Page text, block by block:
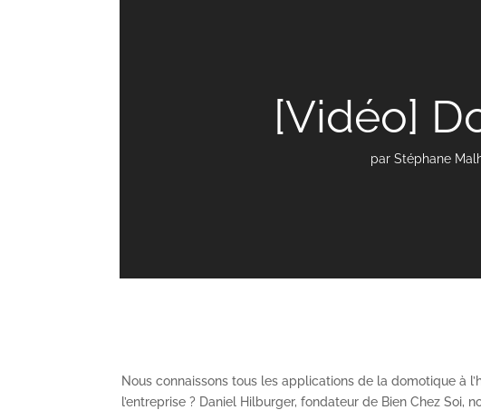
[Vidéo]
par Stéphane
Nous connaissons tous les applications de la domotique à
l’entreprise ? Daniel Hilburger, fondateur de Bien Chez Soi,